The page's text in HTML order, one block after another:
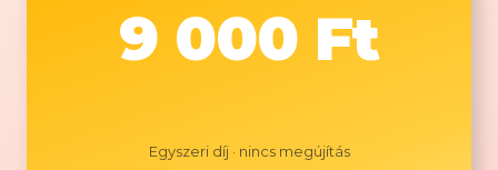
9 000 Ft
Egyszeri díj · nincs megújítás